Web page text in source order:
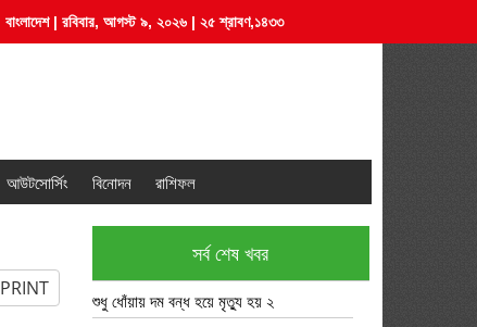
বাংলাদেশ | রবিবার, আগস্ট ৯, ২০২৬ | ২৫ শ্রাবণ,১৪৩৩
আউটসোর্সিং বিনোদন রাশিফল
PRINT
সর্ব শেষ খবর
শুধু ধোঁয়ায় দম বন্ধ হয়ে মৃত্যু হয় ২